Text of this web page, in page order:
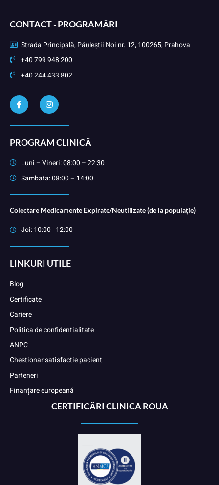
CONTACT - PROGRAMĂRI
Strada Principală, Păuleștii Noi nr. 12, 100265, Prahova
+40 799 948 200
+40 244 433 802
PROGRAM CLINICĂ
Luni – Vineri: 08:00 – 22:30
Sambata: 08:00 – 14:00
Colectare Medicamente Expirate/Neutilizate (de la populație)
Joi: 10:00 - 12:00
LINKURI UTILE
Blog
Certificate
Cariere
Politica de confidentialitate
ANPC
Chestionar satisfactie pacient
Parteneri
Finanțare europeană
CERTIFICĂRI CLINICA ROUA